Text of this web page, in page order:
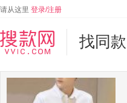
请从这里 登录/注册
找同款